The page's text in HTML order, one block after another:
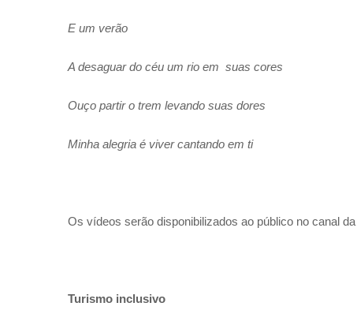
E um verão
A desaguar do céu um rio em suas cores
Ouço partir o trem levando suas dores
Minha alegria é viver cantando em ti
Os vídeos serão disponibilizados ao público no canal
Turismo inclusivo